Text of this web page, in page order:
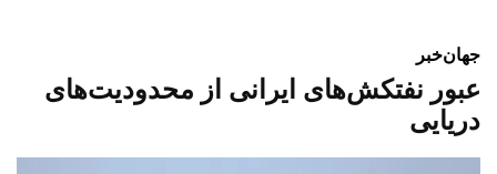
جهانخبر
عبور نفتکش‌های ایرانی از محدودیت‌های
دریایی